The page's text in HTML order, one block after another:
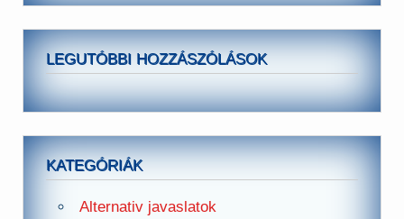
LEGUTÓBBI HOZZÁSZÓLÁSOK
KATEGÓRIÁK
Alternativ javaslatok